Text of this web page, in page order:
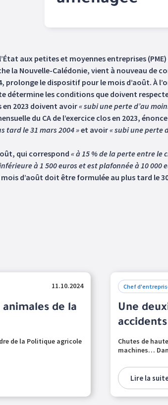
aux petites et moyennes entreprises
la Nouvelle-Calédonie, vient à nouveau de
prolonge le dispositif pour le mois d’août. À
détermine les conditions que doivent
en 2023 doivent avoir« subi une perte d’au
du CA de l’exercice clos en 2023,
tard le 31 mars 2004 »et avoir« subi une perte
qui correspond « à 15 % de la perte entre le
à 1 500 euros et est plafonnée à 10 000
mois d’août doit être formulée au plus tard
11.10.2024
de la
de la Politique agricole
Chef
Une
Chutes de
machines…
Lire la